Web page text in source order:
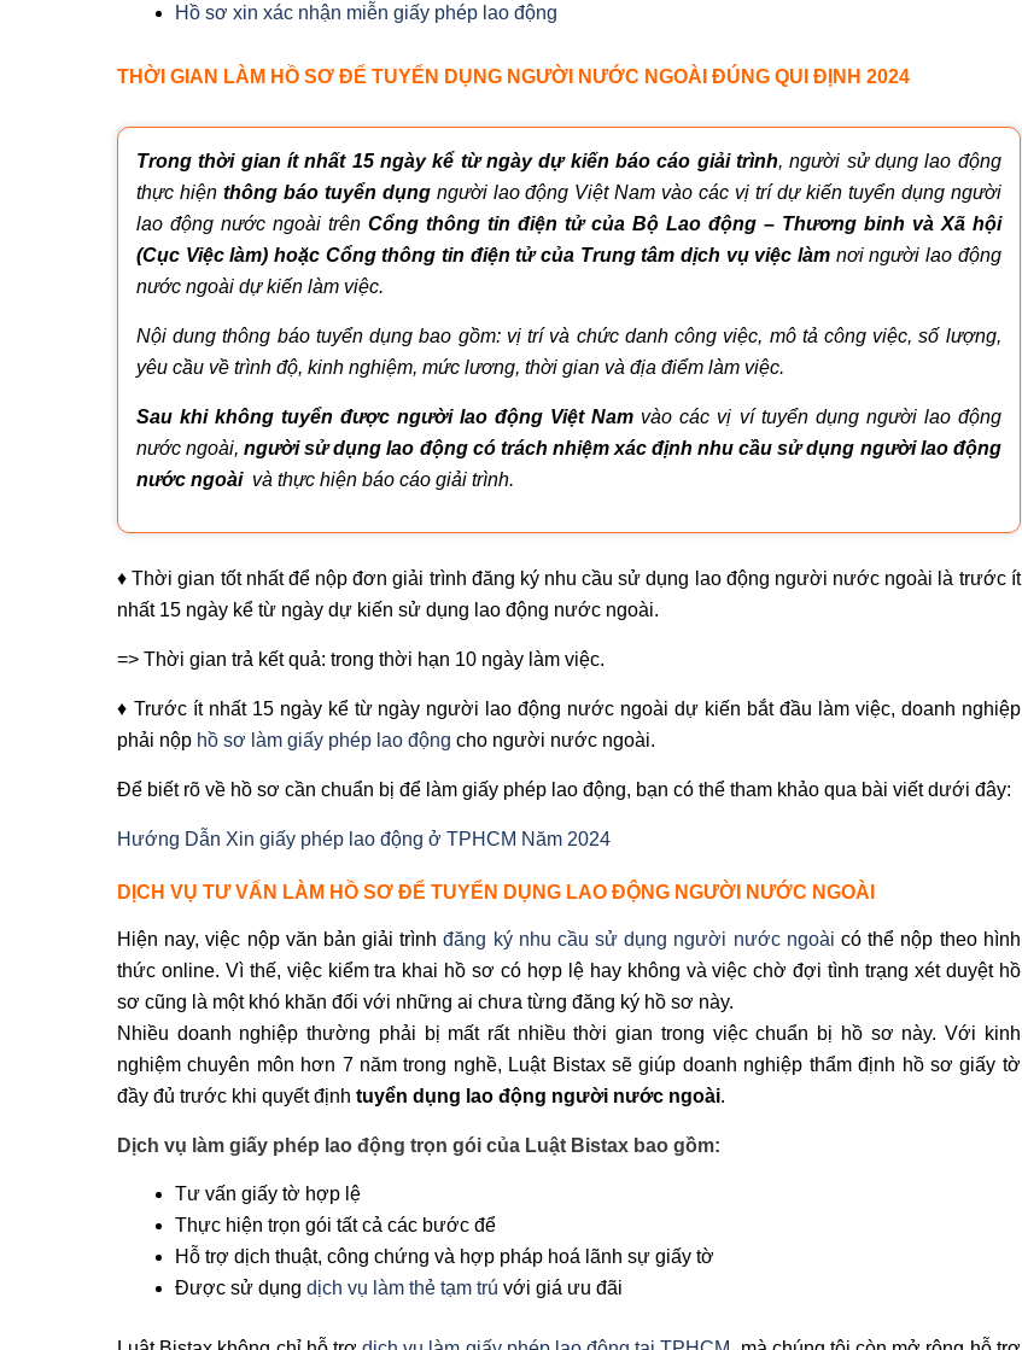
Hồ sơ xin xác nhận miễn giấy phép lao động
THỜI GIAN LÀM HỒ SƠ ĐỂ TUYỂN DỤNG NGƯỜI NƯỚC NGOÀI ĐÚNG QUI ĐỊNH 2024
Trong thời gian ít nhất 15 ngày kể từ ngày dự kiến báo cáo giải trình, người sử dụng lao động
thực hiện thông báo tuyển dụngngười lao động Việt Nam vào các vị trí dự kiến tuyển dụng người
lao động nước ngoài trên Cổng thông tin điện tử của Bộ Lao động – Thương binh và Xã hội
(Cục Việc làm) hoặc Cổng thông tin điện tử của Trung tâm dịch vụ việc làm nơi người lao động
nước ngoài dự kiến làm việc.
Nội dung thông báo tuyển dụng bao gồm: vị trí và chức danh công việc, mô tả công việc, số lượng,
yêu cầu về trình độ, kinh nghiệm, mức lương, thời gian và địa điểm làm việc.
Sau khi không tuyển được người lao động Việt Nam vào các vị ví tuyển dụng người lao động
nước ngoài,người sử dụng lao động có trách nhiệm xác định nhu cầu sử dụng người lao động
nước ngoàivà thực hiện báo cáo giải trình.
♦ Thời gian tốt nhất để nộp đơn giải trình đăng ký nhu cầu sử dụng lao động người nước ngoài là trước ít
nhất 15 ngày kể từ ngày dự kiến sử dụng lao động nước ngoài.
=> Thời gian trả kết quả: trong thời hạn 10 ngày làm việc.
♦ Trước ít nhất 15 ngày kể từ ngày người lao động nước ngoài dự kiến bắt đầu làm việc, doanh nghiệp
phải nộp hồ sơ làm giấy phép lao động cho người nước ngoài.
Để biết rõ về hồ sơ cần chuẩn bị để làm giấy phép lao động, bạn có thể tham khảo qua bài viết dưới đây:
Hướng Dẫn Xin giấy phép lao động ở TPHCM Năm 2024
DỊCH VỤ TƯ VẤN LÀM HỒ SƠ ĐỂ TUYỂN DỤNG LAO ĐỘNG NGƯỜI NƯỚC NGOÀI
Hiện nay, việc nộp văn bản giải trìnhđăng ký nhu cầu sử dụng người nước ngoài có thể nộp theo hình
thức online. Vì thế, việc kiểm tra khai hồ sơ có hợp lệ hay không và việc chờ đợi tình trạng xét duyệt hồ
sơ cũng là một khó khăn đối với những ai chưa từng đăng ký hồ sơ này.
Nhiều doanh nghiệp thường phải bị mất rất nhiều thời gian trong việc chuẩn bị hồ sơ này. Với kinh
nghiệm chuyên môn hơn 7 năm trong nghề, Luật Bistax sẽ giúp doanh nghiệp thẩm định hồ sơ giấy tờ
đầy đủ trước khi quyết định tuyển dụng lao động người nước ngoài.
Dịch vụ làm giấy phép lao động trọn gói của Luật Bistax bao gồm:
Tư vấn giấy tờ hợp lệ
Thực hiện trọn gói tất cả các bước để
Hỗ trợ dịch thuật, công chứng và hợp pháp hoá lãnh sự giấy tờ
Được sử dụng dịch vụ làm thẻ tạm trú với giá ưu đãi